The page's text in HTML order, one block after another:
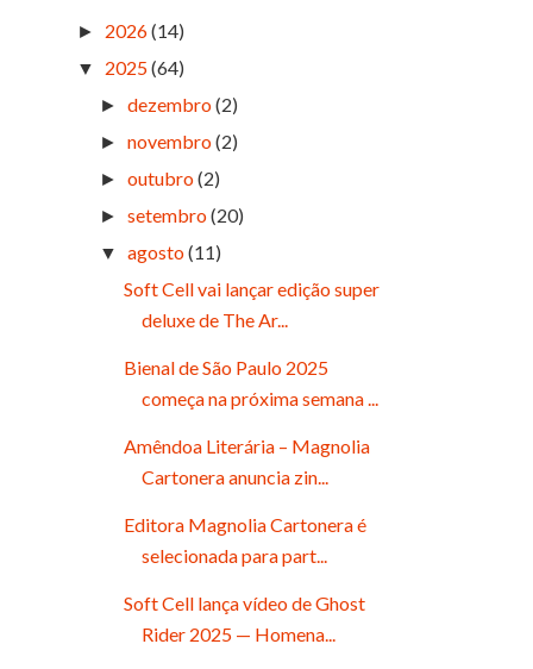
► 2026(14)
▼ 2025(64)
►dezembro(2)
►novembro(2)
►outubro(2)
►setembro(20)
▼ agosto(11)
Soft Cell vai lançar edição super
deluxe de The Ar...
Bienal de São Paulo 2025
começa na próxima semana ...
Amêndoa Literária – Magnolia
Cartonera anuncia zin...
Editora Magnolia Cartonera é
selecionada para part...
Soft Cell lança vídeo de Ghost
Rider 2025 — Homena...